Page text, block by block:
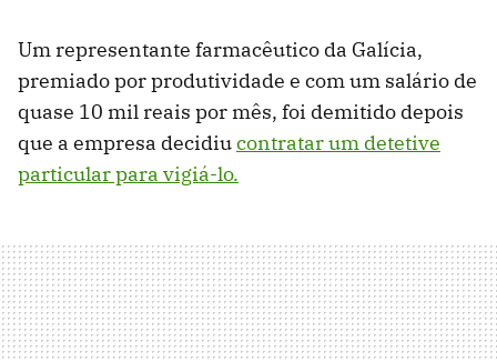
Um representante farmacêutico da Galícia,
premiado por produtividade e com um salário de
quase 10 mil reais por mês, foi demitido depois
que a empresa decidiucontratar um detetive
particular para vigiá-lo.